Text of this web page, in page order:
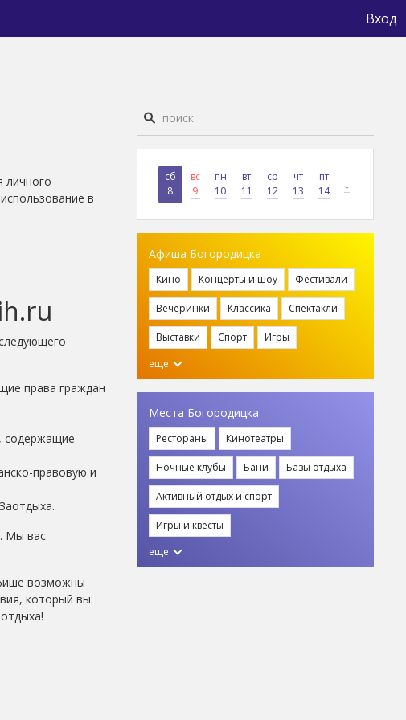
Вход
личного
в
права граждан
содержащие
правовую и
Мы вас
возможны
который вы
сб
8
вс
9
пн
10
вт
11
ср
12
чт
13
пт
14
↓
Афиша Богородицка
Кино Концерты и шоу Фестивали
Вечеринки Классика Спектакли
Выставки Спорт
Игры
еще
Места Богородицка
Рестораны Кинотеатры
Ночные клубы Бани Базы отдыха
Активный отдых и спорт
Игры и квесты
еще